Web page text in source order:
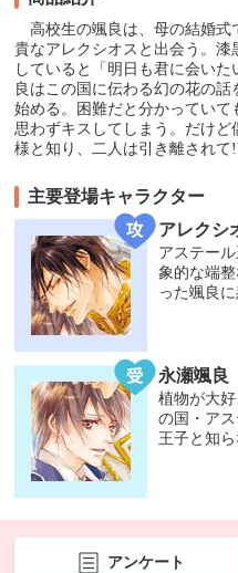
高校生の颯良は、母の結婚式
貴なアレクシオスと出会う。
していると「明日も君に会い
良はこの国に伝わる幻の花の
始める。困難だと分かっていて
思わずキスしてしまう。だけ
様と知り、二人は引き離され
主要登場キャラクター
アレクシ
アステー
象的な端
った颯良
永瀬颯良
植物が大
の国・ア
王子と知ら
アンケート